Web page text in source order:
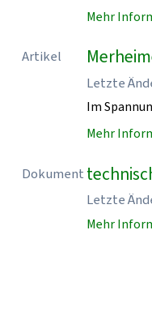
Mehr
Artikel
Letzte
Im
Mehr
Dokument
Letzte
Mehr